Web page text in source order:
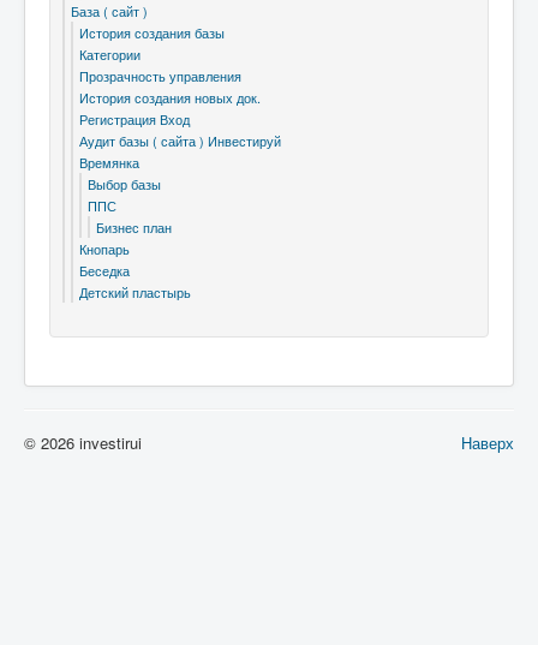
База ( сайт )
История создания базы
Категории
Прозрачность управления
История создания новых док.
Регистрация Вход
Аудит базы ( сайта ) Инвестируй
Времянка
Выбор базы
ППС
Бизнес план
Кнопарь
Беседка
Детский пластырь
Наверх
© 2026 investirui